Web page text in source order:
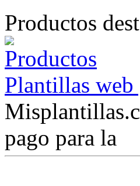
Productos
Plantillas
pago para la